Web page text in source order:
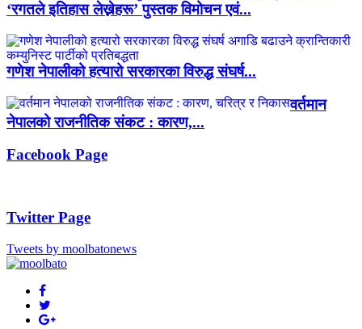
‘रगतले इतिहास लेख्नेहरू’ पुस्तक विमोचन एवं...
गणेश नेपालीको हत्यारो सरकारका विरुद्ध संघर्ष...
वर्तमान
नेपालको राजनीतिक संकट : कारण,...
Facebook Page
Twitter Page
Tweets by moolbatonews